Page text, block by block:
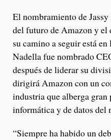
El nombramiento de
del futuro de Amazon y
su camino a seguir está
Nadella fue nombrado
después de liderar su
dirigirá Amazon con un
industria que alberga gran
informática y de datos del
“Siempre ha habido un